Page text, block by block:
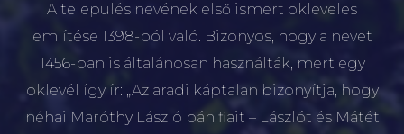
A település nevének első ismert okleveles
említése 1398-ból való. Bizonyos, hogy a nevet
1456-ban is általánosan használták, mert egy
oklevél így ír: „Az aradi káptalan bizonyítja, hogy
néhai Maróthy László bán fiait – Lászlót és Mátét